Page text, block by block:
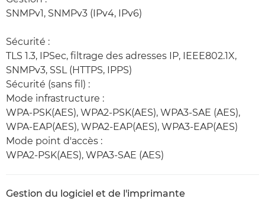
SNMPv1, SNMPv3 (IPv4, IPv6)
Sécurité :
TLS 1.3, IPSec, filtrage des adresses IP, IEEE802.1X,
SNMPv3, SSL (HTTPS, IPPS)
Sécurité (sans fil) :
Mode infrastructure :
WPA-PSK(AES), WPA2-PSK(AES), WPA3-SAE (AES),
WPA-EAP(AES), WPA2-EAP(AES), WPA3-EAP(AES)
Mode point d'accès :
WPA2-PSK(AES), WPA3-SAE (AES)
Gestion du logiciel et de l'imprimante